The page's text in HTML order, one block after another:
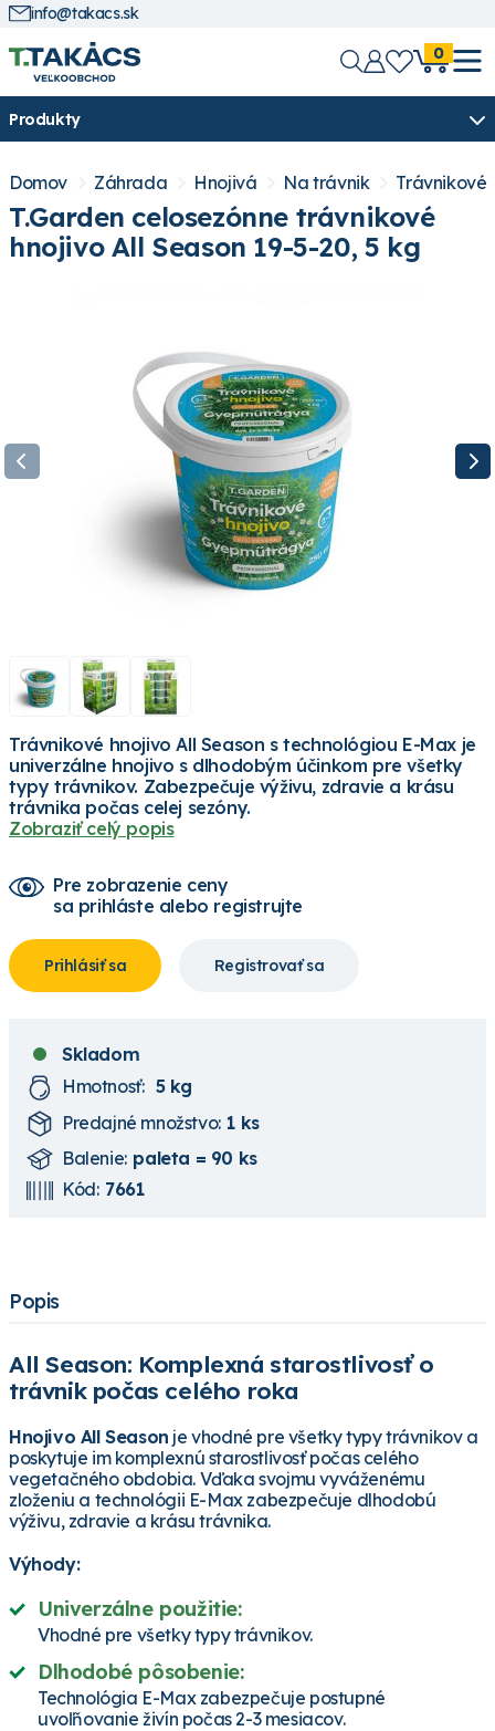
info@takacs.sk
0
Produkty
Domov Záhrada Hnojivá Na trávnik Trávnikové
T.Garden celosezónne trávnikové
hnojivo All Season 19-5-20, 5 kg
Trávnikové hnojivo All Season s technológiou E-Max je
univerzálne hnojivo s dlhodobým účinkom pre všetky
typy trávnikov. Zabezpečuje výživu, zdravie a krásu
trávnika počas celej sezóny.
Zobraziť celý popis
Pre zobrazenie ceny
sa prihláste alebo registrujte
Prihlásiť sa Registrovať sa
Skladom
Hmotnosť: 5 kg
Predajné množstvo: 1 ks
Balenie: paleta = 90 ks
Kód: 7661
Popis
All Season: Komplexná starostlivosť o
trávnik počas celého roka
Hnojivo All Season je vhodné pre všetky typy trávnikov a
poskytuje im komplexnú starostlivosť počas celého
vegetačného obdobia. Vďaka svojmu vyváženému
zloženiu a technológii E-Max zabezpečuje dlhodobú
výživu, zdravie a krásu trávnika.
Výhody:
Univerzálne použitie:
Vhodné pre všetky typy trávnikov.
Dlhodobé pôsobenie:
Technológia E-Max zabezpečuje postupné
uvoľňovanie živín počas 2-3 mesiacov.